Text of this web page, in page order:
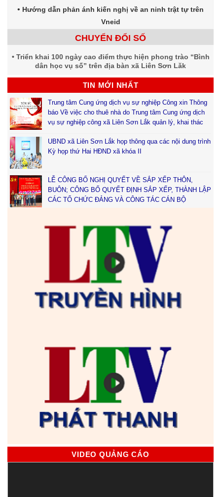
Hướng dẫn phản ánh kiến nghị về an ninh trật tự trên
Vneid
CHUYỂN ĐỔI SỐ
Triển khai 100 ngày cao điểm thực hiện phong trào “Bình
dân học vụ số” trên địa bàn xã Liên Sơn Lăk
TIN MỚI NHẤT
Trung tâm Cung ứng dịch vụ sự nghiệp Công xin Thông
báo Về việc cho thuê nhà do Trung tâm Cung ứng dịch
vụ sự nghiệp công xã Liên Sơn Lắk quản lý, khai thác
UBND xã Liên Sơn Lắk họp thông qua các nội dung trình
Kỳ họp thứ Hai HĐND xã khóa II
LỄ CÔNG BỐ NGHỊ QUYẾT VỀ SẮP XẾP THÔN,
BUÔN; CÔNG BỐ QUYẾT ĐỊNH SẮP XẾP, THÀNH LẬP
CÁC TỔ CHỨC ĐẢNG VÀ CÔNG TÁC CÁN BỘ
VIDEO QUẢNG CÁO